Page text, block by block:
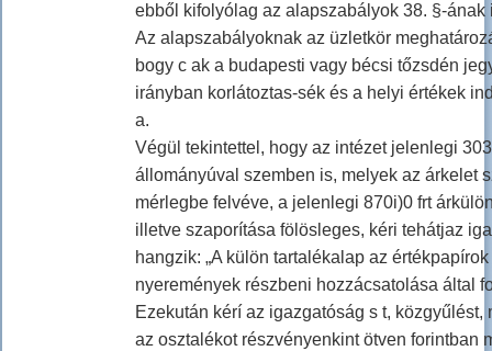
ebből kifolyólag az alapszabályok 38. §-
Az alapszabályoknak az üzletkör
bogy c ak a budapesti vagy bécsi tőzsdén
irányban korlátoztas-sék és a helyi értékek
a.
Végül tekintettel, hogy az intézet jelenlegi
állományúval szemben is, melyek az árkelet
mérlegbe felvéve, a jelenlegi 870i)0 frt
illetve szaporítása fölösleges, kéri tehátjaz
hangzik: „A külön tartalékalap az
nyeremények részbeni hozzácsatolása által
Ezekután kérí az igazgatóság s t,
az osztalékot részvényenkint ötven forintban